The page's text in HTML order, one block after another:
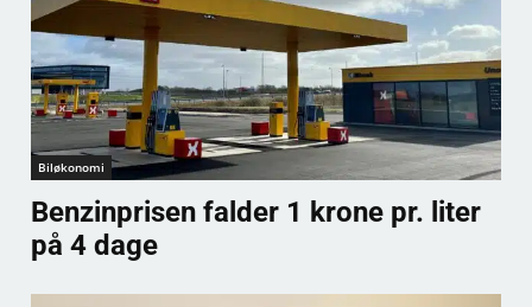
Biløkonomi
Benzinprisen falder 1 krone pr. liter
på 4 dage